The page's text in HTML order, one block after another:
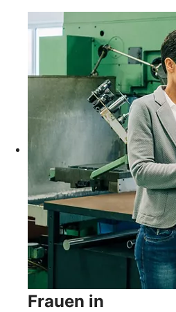
Frauen in